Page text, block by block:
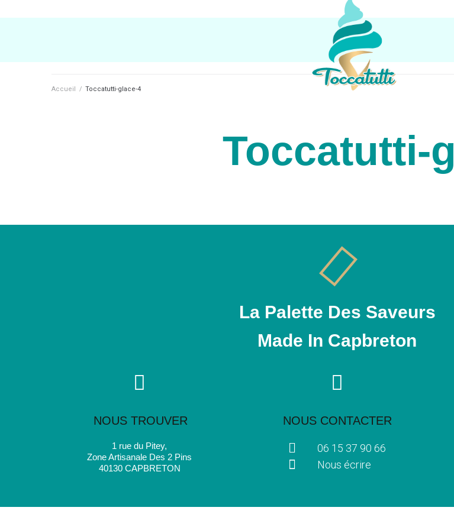
Accueil / Toccatutti-glace-4
Toccatutti-
La Palette Des Saveurs
Made In Capbreton
NOUS TROUVER
1 rue du Pitey,
Zone Artisanale Des 2 Pins
40130 CAPBRETON
NOUS CONTACTER
06 15 37 90 66
Nous écrire